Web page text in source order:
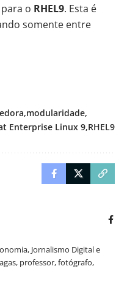
o RHEL9. Esta é
somente entre
modularidade
Enterprise Linux 9 RHEL9
Jornalismo Digital e
professor, fotógrafo,